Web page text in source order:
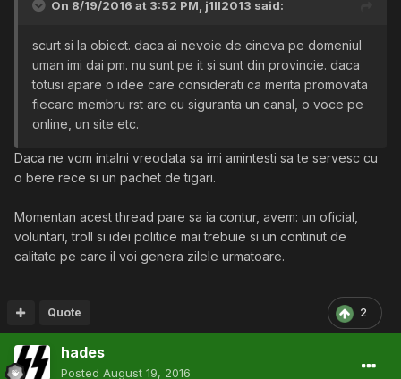
On 8/19/2016 at 3:52 PM, j1ll2013 said:
scurt si la obiect. daca ai nevoie de cineva pe domeniul
uman imi dai pm. nu sunt pe it si sunt din provincie. daca
totusi apare o idee care considerati ca merita promovata
fiecare membru rst are cu siguranta un canal, o voce pe
online, un site etc.
Daca ne vom intalni vreodata sa imi amintesti sa te servesc cu
o bere rece si un pachet de tigari.
Momentan acest thread pare sa ia contur, avem: un oficial,
voluntari, troll si idei politice mai trebuie si un continut de
calitate pe care il voi genera zilele urmatoare.
2
Quote
hades
Posted August 19, 2016